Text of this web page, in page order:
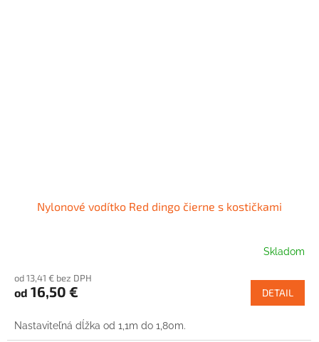
Nylonové vodítko Red dingo čierne s kostičkami
Skladom
od 13,41 € bez DPH
od 16,50 € DETAIL
Nastaviteľná dĺžka od 1,1m do 1,80m.